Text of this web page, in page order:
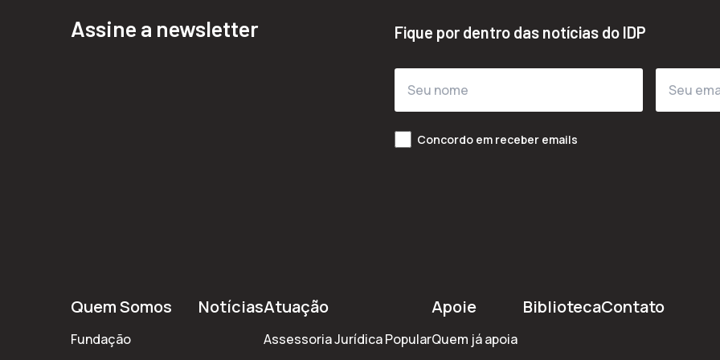
Assine a newsletter Fique por dentro das notícias do IDP
Concordo em receber emails
Quem Somos
Fundação
NotíciasAtuação
Assessoria Jurídica Popular
Apoie
Quem já apoia
BibliotecaContato